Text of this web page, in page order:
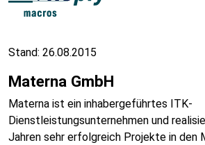
Stand: 26.08.2015
Materna GmbH
Materna ist ein inhabergeführtes ITK-
Dienstleistungsunternehmen und
Jahren sehr erfolgreich Projekte in den